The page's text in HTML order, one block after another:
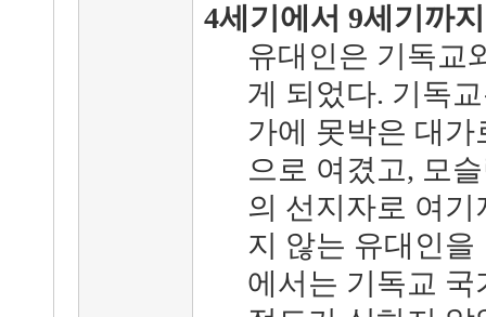
4세기에서 9세기까
유대인은 기독교
게 되었다. 기독
가에 못박은 대
으로 여겼고, 모
의 선지자로 여
지 않는 유대인
에서는 기독교